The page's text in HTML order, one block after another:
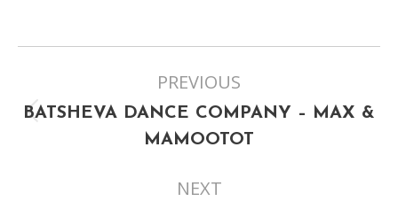
PREVIOUS
Previous
project:
BATSHEVA DANCE COMPANY – MAX &
MAMOOTOT
NEXT